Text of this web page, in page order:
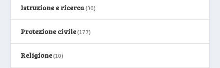
Istruzione e ricerca(30)
Protezione civile(177)
Religione(10)